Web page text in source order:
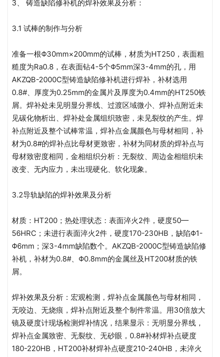
3、 铸造缺陷修补机的焊补效果及分析：
3.1 试棒的制作与分析
准备一根Φ30mm×200mm的试棒，材质为HT250，表面粗
糙度为Ra0.8，在表面钻4-5个Φ5mm深3-4mm的孔，用
AKZQB-2000C型铸造缺陷修补机进行焊补，补材选用
0.8#、厚度为0.25mm的金属片及厚度为0.4mm的HT250铁
屑。焊补处未见明显分界线、过渡区域微小、焊补点附近未
见碳化物析出、焊补处金属组织致密，未见裂纹的产生。焊
补点附近及整个试棒常温，焊补点金属颜色与母材相同，补
材为0.8#的焊补点比母材更致密，补材为同材质的焊补点与
母材致密度相同，金相组织分析：无裂纹、周边金相组织未
改变、无内应力，未出现硬化、软化现象。
3.2导轨缺陷的焊补效果及分析
材质：HT200；热处理状态：表面淬火2件，硬度50—
56HRC；未进行表面淬火2件，硬度170-230HB，缺陷Φ1-
Φ6mm；深3-4mm缺陷数个。AKZQB-2000C型铸造缺陷修
补机，补材为0.8#、Φ0.8mm的金属丝及HT200材质的铁
屑。
焊补效果及分析：宏观检测，焊补点金属颜色与母材相同，
无咬边、无烧痕，焊补点附近及整个制件常温。用30倍放大
镜及硬度计现场检测焊补情况，结果显示：无明显分界线，
焊补点金属致密、无裂纹、无砂眼，0.8#补材焊补点硬度
180-220HB，HT200补材焊补点硬度210-240HB，未淬火